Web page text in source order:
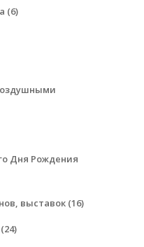
(6)
Дня Рождения
выставок (16)
(24)